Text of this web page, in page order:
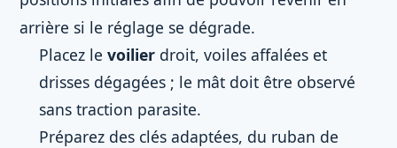
arrière si le réglage se dégrade.
Placez le voilier droit, voiles affalées et
drisses dégagées ; le mât doit être observé
sans traction parasite.
Préparez des clés adaptées, du ruban de